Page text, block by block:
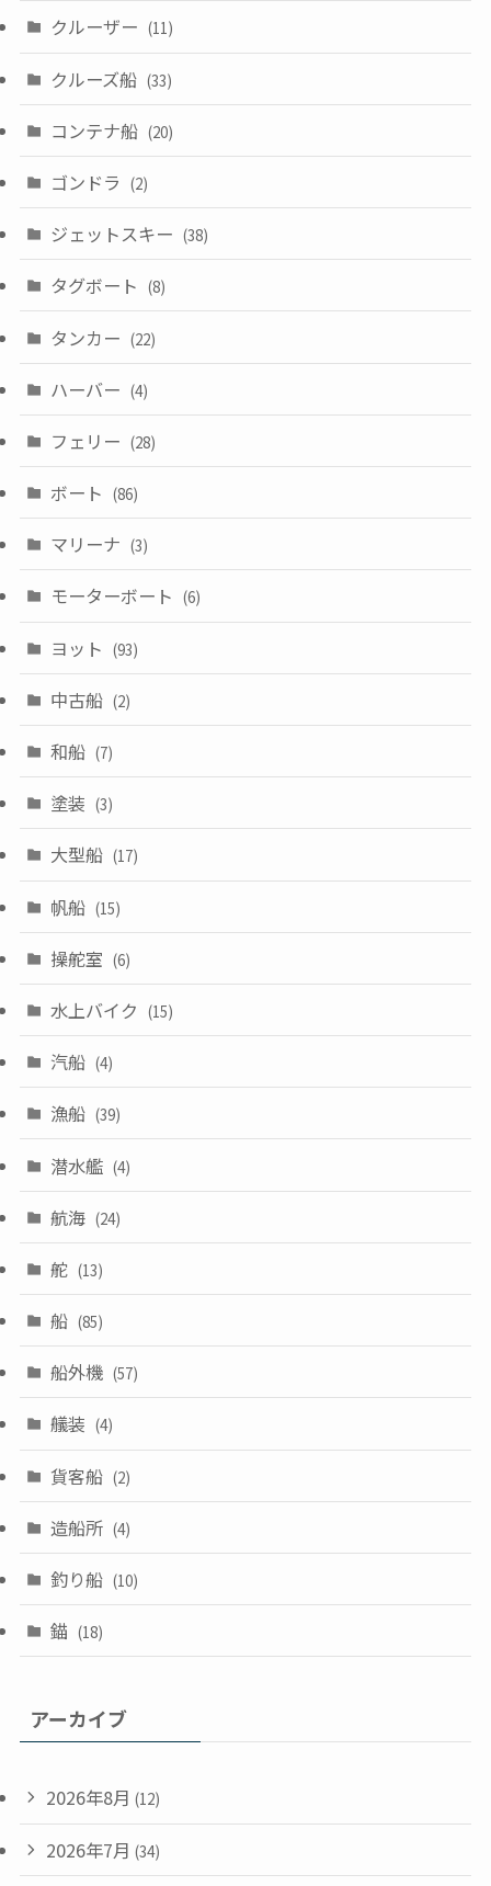
クルーザー (11)
クルーズ船 (33)
コンテナ船 (20)
ゴンドラ (2)
ジェットスキー (38)
タグボート (8)
タンカー (22)
ハーバー (4)
フェリー (28)
ボート (86)
マリーナ (3)
モーターボート (6)
ヨット (93)
中古船 (2)
和船 (7)
塗装 (3)
大型船 (17)
帆船 (15)
操舵室 (6)
水上バイク (15)
汽船 (4)
漁船 (39)
潜水艦 (4)
航海 (24)
舵 (13)
船 (85)
船外機 (57)
艤装 (4)
貨客船 (2)
造船所 (4)
釣り船 (10)
錨 (18)
アーカイブ
2026年8月 (12)
2026年7月 (34)